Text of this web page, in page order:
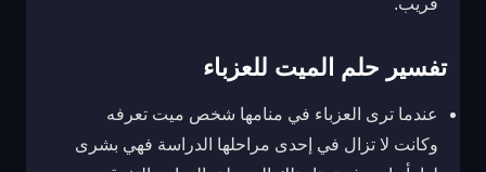
قريب.
تفسير حلم الميت للعزباء
عندما ترى العزباء في منامها شخص ميت تعرفه
وكانت لا تزال في إحدى مراحلها الدراسة فهي بشرى